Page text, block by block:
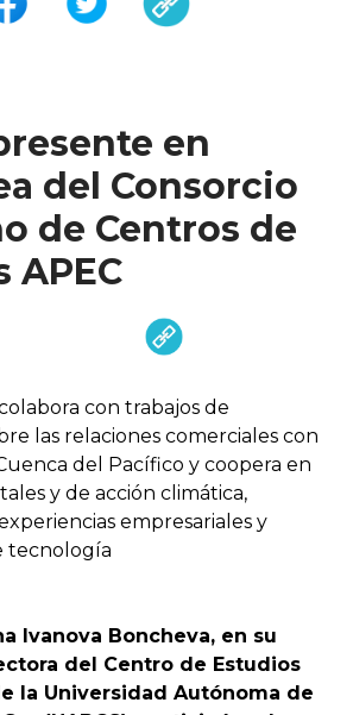
en
del Consorcio
de Centros de
APEC
con trabajos de
las relaciones comerciales con
del Pacífico y coopera en
y de acción climática,
empresariales y
tecnología
Ivanova Boncheva, en su
del Centro de Estudios
la Universidad Autónoma de